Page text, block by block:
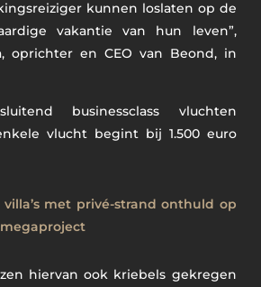
kunnen loslaten op de
vakantie van hun leven”,
oprichter en CEO van Beond, in
businessclass vluchten
vlucht begint bij 1.500 euro
villa’s met privé-strand onthuld op
hiervan ook kriebels gekregen